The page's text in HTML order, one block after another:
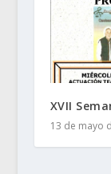
XVII
13 de mayo